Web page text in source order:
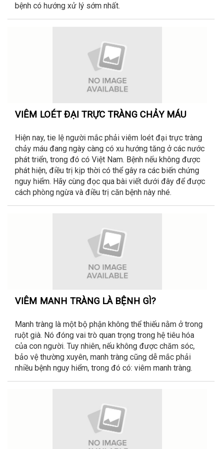
bệnh có hướng xử lý sớm nhất.
VIÊM LOÉT ĐẠI TRỰC TRÀNG CHẢY MÁU
Hiện nay, tie lệ người mắc phải viêm loét đại trực tràng
chảy máu đang ngày càng có xu hướng tăng ở các nước
phát triển, trong đó có Việt Nam. Bệnh nếu không được
phát hiện, điều trị kịp thời có thể gây ra các biến chứng
nguy hiểm. Hãy cùng đọc qua bài viết dưới đây để được
cách phòng ngừa và điều trị căn bệnh này nhé.
VIÊM MANH TRÀNG LÀ BỆNH GÌ?
Manh tràng là một bộ phận không thể thiếu nằm ở trong
ruột già. Nó đóng vai trò quan trọng trong hệ tiêu hóa
của con người. Tuy nhiên, nếu không được chăm sóc,
bảo vệ thường xuyên, manh tràng cũng dễ mắc phải
nhiều bệnh nguy hiểm, trong đó có: viêm manh tràng.